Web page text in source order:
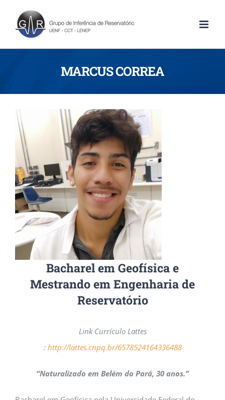
MARCUS CORREA
Bacharel em Geofísica e
Mestrando em Engenharia de
Reservatório
Link Currículo Lattes
: http://lattes.cnpq.br/6578524164336488
“Naturalizado em Belém do Pará, 30 anos.”